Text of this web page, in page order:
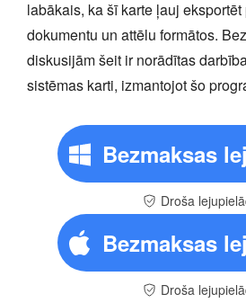
labākais, ka šī karte ļauj
dokumentu un attēlu formātos.
diskusijām šeit ir norādītas
sistēmas karti, izmantojot šo
Bezmaksas
Droša
Bezmaksas
Droša